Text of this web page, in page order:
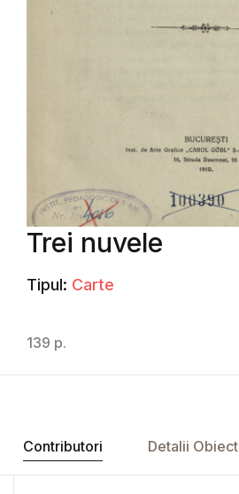
Trei nuvele
Tipul: Carte
139 p.
Contributori Detalii Obiect